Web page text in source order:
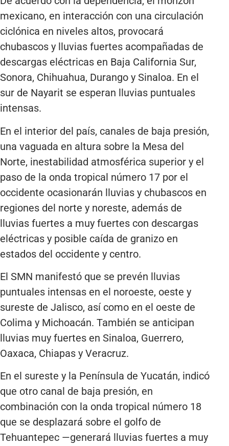
mexicano, en interacción con una circulación
ciclónica en niveles altos, provocará
chubascos y lluvias fuertes acompañadas de
descargas eléctricas en Baja California Sur,
Sonora, Chihuahua, Durango y Sinaloa. En el
sur de Nayarit se esperan lluvias puntuales
intensas.
En el interior del país, canales de baja presión,
una vaguada en altura sobre la Mesa del
Norte, inestabilidad atmosférica superior y el
paso de la onda tropical número 17 por el
occidente ocasionarán lluvias y chubascos en
regiones del norte y noreste, además de
lluvias fuertes a muy fuertes con descargas
eléctricas y posible caída de granizo en
estados del occidente y centro.
El SMN manifestó que se prevén lluvias
puntuales intensas en el noroeste, oeste y
sureste de Jalisco, así como en el oeste de
Colima y Michoacán. También se anticipan
lluvias muy fuertes en Sinaloa, Guerrero,
Oaxaca, Chiapas y Veracruz.
En el sureste y la Península de Yucatán, indicó
que otro canal de baja presión, en
combinación con la onda tropical número 18
que se desplazará sobre el golfo de
Tehuantepec —generará lluvias fuertes a muy